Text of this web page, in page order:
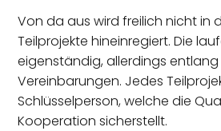
Von da aus wird freilich nicht in
Teilprojekte hineinregiert. Die
eigenständig, allerdings
Vereinbarungen. Jedes
Schlüsselperson, welche die
Kooperation sicherstellt.